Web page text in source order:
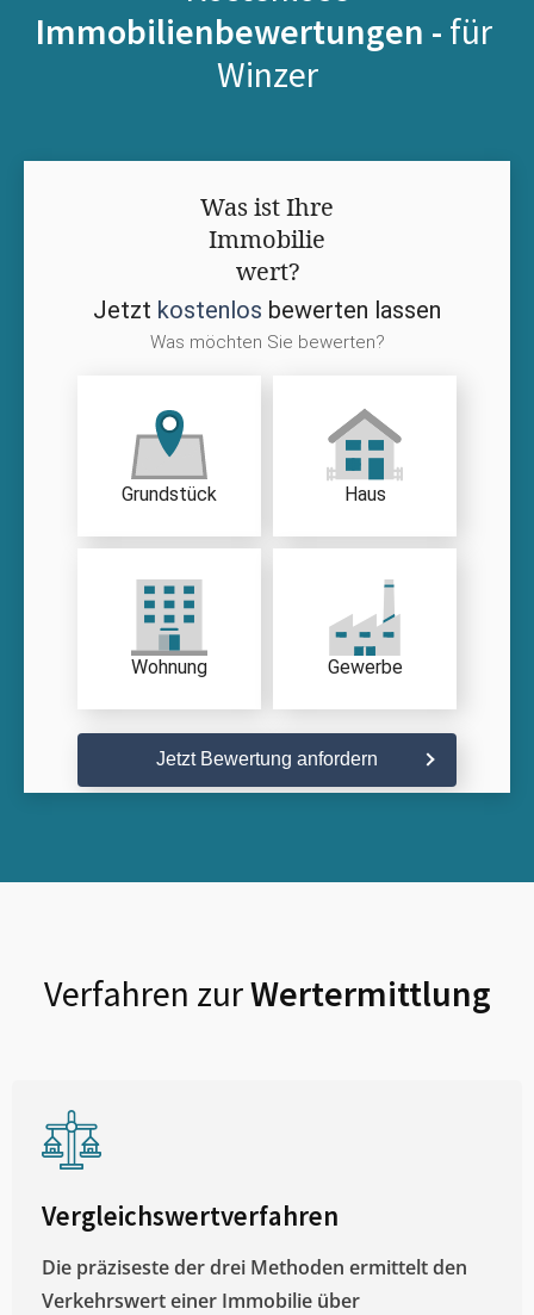
Immobilienbewertungen - für
Winzer
Was ist Ihre
Immobilie
wert?
Jetzt kostenlos bewerten lassen
Was möchten Sie bewerten?
Grundstück Haus
Wohnung Gewerbe
Jetzt Bewertung anfordern
Verfahren zurWertermittlung
Vergleichswertverfahren
Die präziseste der drei Methoden ermittelt den
Verkehrswert einer Immobilie über